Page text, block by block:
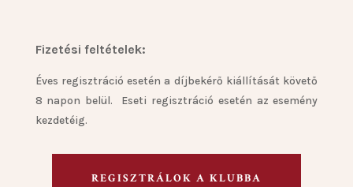
Fizetési feltételek:
Éves regisztráció esetén a díjbekérő kiállítását követő
8 napon belül. Eseti regisztráció esetén az esemény
kezdetéig.
REGISZTRÁLOK A KLUBBA